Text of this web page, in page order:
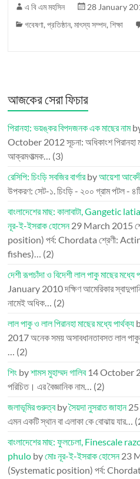
এ বি এম মহসিন
28 January
গবেষণা,প্রতিষ্ঠান,মাৎস্য সম্পদ,শিক্ষা
আজকের সেরা ফিচার
পিরানহা: ভয়ঙ্কর বিপদজনক এক মাছের নাম
October 2012সূচনা: অধিকাংশ
আক্রমণাত্মক… (3)
রেসিপি: চিংড়ি সবজির বার্গারbyআয়েশা
উপকরণ: সেট-১. চিংড়ি - ২০০ গ্রাম পটল -
বাংলাদেশের মাছ: কালাবাটা,
নূর-ই-ইসরাক হোসেন29 March 2015
position) পর্ব: Chordata শ্রেণী:
fishes)… (2)
দেশী রূপচাঁদা ও বিদেশী লাল পাকু মাছের মধ্যে
January 2010দক্ষিণ আমেরিকার
নামেই অধিক… (2)
লাল পাকু ও লাল পিরানহা মাছের মধ্যে পার্থক্য
2017অনেক সময় অসাবধানতাবসত লাল
… (2)
শিং byশামস মুহাম্মদ গালিব 14 October
পরিচিত। এর বৈজ্ঞানিক নাম… (2)
জলাভূমির গুরুত্বbyসৈয়দা নুসরাত জাহান
এমন একটি স্থান বা এলাকা কে বোঝায় যার…
বাংলাদেশের মাছ: ফুলচেলা,
phulo byমোঃ নূর-ই-ইসরাক হোসেন23
(Systematic position) পর্ব: